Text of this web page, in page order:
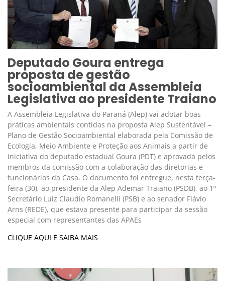
Deputado Goura entrega
proposta de gestão
socioambiental da Assembleia
Legislativa ao presidente Traiano
A Assembleia Legislativa do Paraná (Alep) vai adotar boas
práticas ambientais contidas na proposta Alep Sustentável –
Plano de Gestão Socioambiental elaborada pela Comissão de
Ecologia, Meio Ambiente e Proteção aos Animais a partir de
iniciativa do deputado estadual Goura (PDT) e aprovada pelos
membros da comissão com a colaboração das diretorias e
funcionários da Casa. O documento foi entregue, nesta terça-
feira (30), ao presidente da Alep Ademar Traiano (PSDB), ao 1º
Secretário Luiz Claudio Romanelli (PSB) e ao senador Flávio
Arns (REDE), que estava presente para participar da sessão
especial com representantes das APAEs
CLIQUE AQUI E SAIBA MAIS